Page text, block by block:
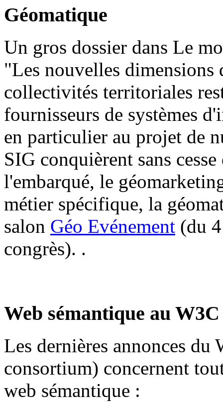
Géomatique
Un gros dossier dans Le
"Les nouvelles dimensions
collectivités territoriales
fournisseurs de systèmes
en particulier au projet de
SIG conquièrent sans
l'embarqué, le
métier spécifique, la
salon Géo Evénement (du
congrès). .
Web sémantique au W3C
Les dernières annonces
consortium) concernent
web sémantique :